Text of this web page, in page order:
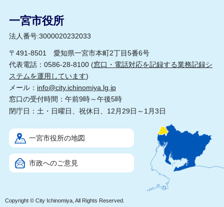
一宮市役所
法人番号:3000020232033
〒491-8501 愛知県一宮市本町2丁目5番6号
代表電話：0586-28-8100 (窓口・電話対応を記録する業務記録シ
ステムを運用しています)
メール： info@city.ichinomiya.lg.jp
窓口の受付時間：午前9時～午後5時
閉庁日：土・日曜日、祝休日、12月29日～1月3日
一宮市役所の地図
市政へのご意見
Copyright © City Ichinomiya, All Rights Reserved.